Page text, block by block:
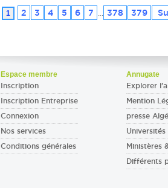
1 2 3 4 5 6 7 ... 378 379
Espace membre
Inscription
Inscription Entreprise
Connexion
Nos services
Conditions générales
Annugate
Explorer
Mention
presse
Ministères
Différents